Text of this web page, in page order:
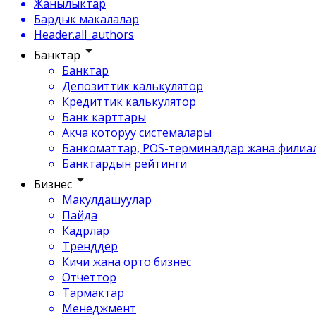
Жанылыктар
Бардык макалалар
Header.all_authors
Банктар
Банктар
Депозиттик калькулятор
Кредиттик калькулятор
Банк карттары
Акча которуу системалары
Банкоматтар, POS-терминалдар жана
Банктардын рейтинги
Бизнес
Макулдашуулар
Пайда
Кадрлар
Тренддер
Кичи жана орто бизнес
Отчеттор
Тармактар
Менеджмент